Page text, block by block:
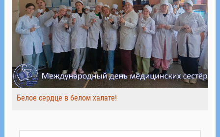
Белое сердце в белом халате!